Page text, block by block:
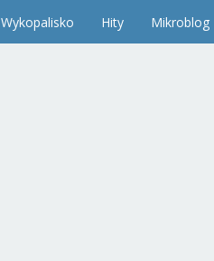
Wykopalisko Hity Mikroblog